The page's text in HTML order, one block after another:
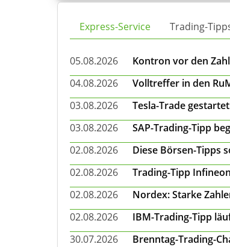
Express-Service Trading-
05.08.2026
Kontron vor den
04.08.2026
Volltreffer in den
03.08.2026
Tesla-Trade
03.08.2026
SAP-Trading-Tipp
02.08.2026
Diese Börsen-Tipps
02.08.2026
Trading-Tipp
02.08.2026
Nordex: Starke
02.08.2026
IBM-Trading-Tipp
30.07.2026
Brenntag-Trading-